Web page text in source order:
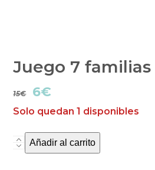
Juego 7
15€
El
precio
original
6€
precio
actual
Solo quedan 1 disponibles
JuegoAñadir al carrito